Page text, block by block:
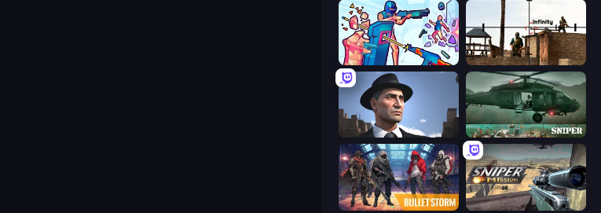
Time Shooter 3: SWAT Lethal Sniper 3D: Army Soldier
Downtown 1930s Mafia SNIPER
Bulletstorm Sniper Mission